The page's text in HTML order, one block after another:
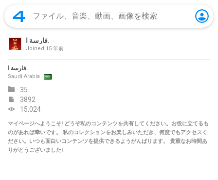
فارسة ا.
Joined 15 年前
فارسة ا.
Saudi Arabia
35
3892
15,024
マイページへようこそ! どうぞ私のコンテンツを共有してください。お役に立てるも
のがあれば幸いです。 私のコレクションをお楽しみいただき、何度でもアクセスく
ださい。いつも面白いコンテンツを提供できるようがんばります。 貴重なお時間あ
りがとうございました!